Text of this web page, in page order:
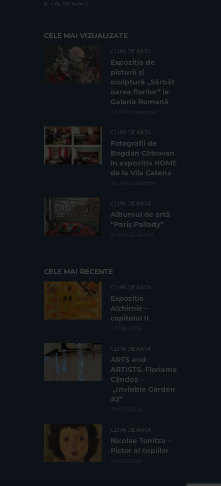
Sc. 4, Ap. 197, Sector 2
CELE MAI VIZUALIZATE
CLIPA DE ARTA
Expoziția de
pictură și
sculptură „Sărbăt
oarea florilor” la
Galeria Romană
62.734 vizualizari
CLIPA DE ARTA
Fotografii de
Bogdan Gîrbovan
în expoziția HOME
de la Vila Catena
16.216 vizualizari
CLIPA DE ARTA
Albumul de artă
“Paris Pallady”
6.601 vizualizari
CELE MAI RECENTE
CLIPA DE ARTA
Expoziția
Alchimie –
capitolul II
07/08/2026
CLIPA DE ARTA
ARTS and
ARTISTS. Floriama
Cândea –
„Invisible Garden
#2”
30/07/2026
CLIPA DE ARTA
Nicolae Tonitza –
Pictor al copiilor
29/07/2026